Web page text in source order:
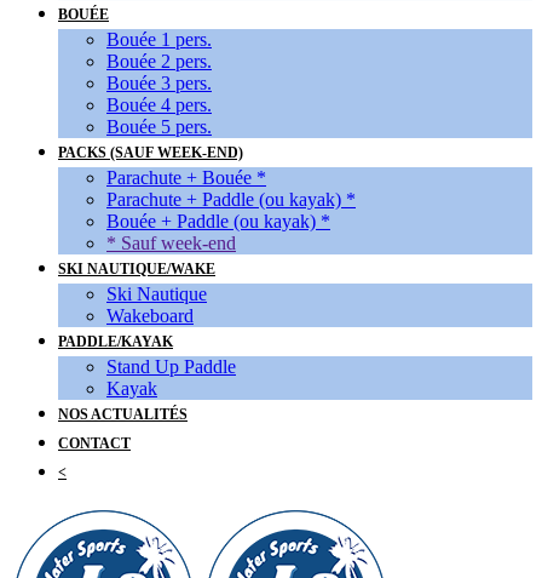
BOUÉE
Bouée 1 pers.
Bouée 2 pers.
Bouée 3 pers.
Bouée 4 pers.
Bouée 5 pers.
PACKS (SAUF WEEK-END)
Parachute + Bouée *
Parachute + Paddle (ou kayak) *
Bouée + Paddle (ou kayak) *
* Sauf week-end
SKI NAUTIQUE/WAKE
Ski Nautique
Wakeboard
PADDLE/KAYAK
Stand Up Paddle
Kayak
NOS ACTUALITÉS
CONTACT
<